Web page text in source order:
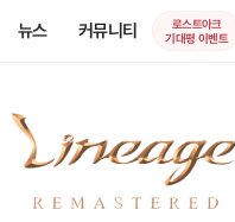
뉴스 커뮤니티
로스트아크
기대평 이벤트